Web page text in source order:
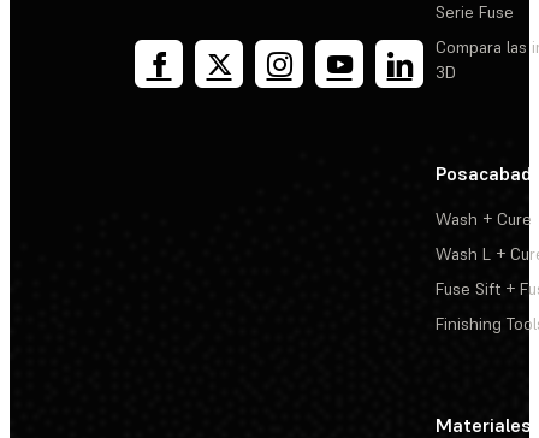
Serie Fuse
Compara las
3D
Wash + Cure
Wash L +
Fuse Sift +
Finishing
Materiales